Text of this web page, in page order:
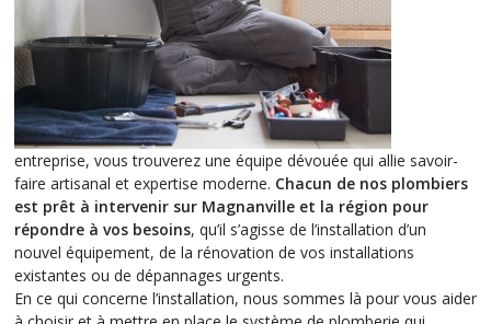
entreprise, vous trouverez une équipe dévouée qui allie savoir-
faire artisanal et expertise moderne. Chacun de nos plombiers
est prêt à intervenir sur Magnanville et la région pour
répondre à vos besoins, qu’il s’agisse de l’installation d’un
nouvel équipement, de la rénovation de vos installations
existantes ou de dépannages urgents.
En ce qui concerne l’installation, nous sommes là pour vous aider